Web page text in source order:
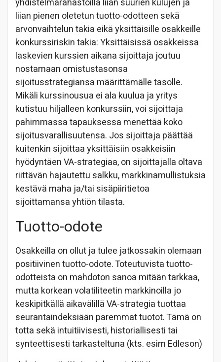
yhdistelmärahastoilla liian suurien kulujen ja
liian pienen oletetun tuotto-odotteen sekä
arvonvaihtelun takia eikä yksittäisille osakkeille
konkurssiriskin takia: Yksittäisissä osakkeissa
laskevien kurssien aikana sijoittaja joutuu
nostamaan omistustasonsa
sijoitusstrategiansa määrittämälle tasolle.
Mikäli kurssinousua ei ala kuulua ja yritys
kutistuu hiljalleen konkurssiin, voi sijoittaja
pahimmassa tapauksessa menettää koko
sijoitusvarallisuutensa. Jos sijoittaja päättää
kuitenkin sijoittaa yksittäisiin osakkeisiin
hyödyntäen VA-strategiaa, on sijoittajalla oltava
riittävän hajautettu salkku, markkinamullistuksia
kestävä maha ja/tai sisäpiiritietoa
sijoittamansa yhtiön tilasta.
Tuotto-odote
Osakkeilla on ollut ja tulee jatkossakin olemaan
positiivinen tuotto-odote. Toteutuvista tuotto-
odotteista on mahdoton sanoa mitään tarkkaa,
mutta korkean volatiliteetin markkinoilla jo
keskipitkällä aikavälillä VA-strategia tuottaa
seurantaindeksiään paremmat tuotot. Tämä on
totta sekä intuitiivisesti, historiallisesti tai
synteettisesti tarkasteltuna (kts. esim Edleson)